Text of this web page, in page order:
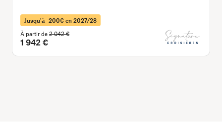
Jusqu'à -200€ en 2027/28
À partir de 2 042 €
1 942 €